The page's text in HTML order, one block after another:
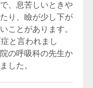
、息苦しいときや
り、瞼が少し下が
ことがあります。
と言われまし
の呼吸科の先生か
した。